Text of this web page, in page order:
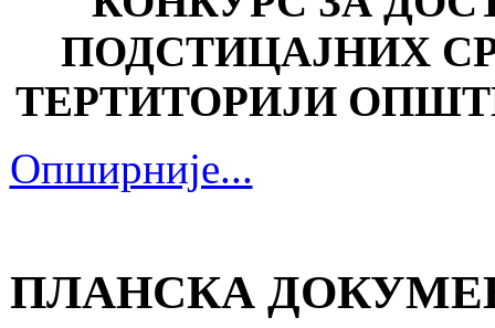
ПОДСТИЦАЈНИХ
ТЕРТИТОРИЈИ
Опширније...
ПЛАНСКА